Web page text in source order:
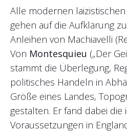
Alle modernen
gehen auf die Aufklärung
Anleihen von Machiavelli
Von Montesquieu („Der
stammt die Überlegung,
politisches Handeln in
Größe eines Landes,
gestalten. Er fand dabei die
Voraussetzungen in